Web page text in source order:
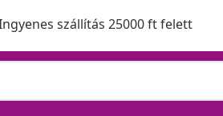
szállítás 25000 ft felett